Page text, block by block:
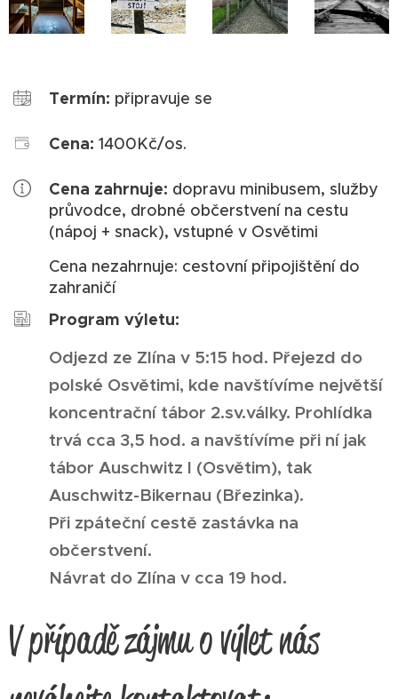
Termín: připravuje se
Cena: 1400Kč/os.
Cena zahrnuje: dopravu minibusem, služby
průvodce, drobné občerstvení na cestu
(nápoj + snack), vstupné v Osvětimi
Cena nezahrnuje: cestovní připojištění do
zahraničí
Program výletu:
Odjezd ze Zlína v 5:15 hod. Přejezd do
polské Osvětimi, kde navštívíme největší
koncentrační tábor 2.sv.války. Prohlídka
trvá cca 3,5 hod. a navštívíme při ní jak
tábor Auschwitz I (Osvětim), tak
Auschwitz-Bikernau (Březinka).
Při zpáteční cestě zastávka na
občerstvení.
Návrat do Zlína v cca 19 hod.
V případě zájmu o výlet nás